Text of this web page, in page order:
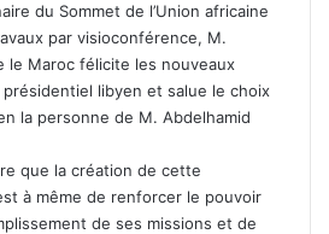
du Sommet de l’Union africaine
par visioconférence, M.
le Maroc félicite les nouveaux
présidentiel libyen et salue le choix
la personne de M. Abdelhamid
que la création de cette
à même de renforcer le pouvoir
de ses missions et de